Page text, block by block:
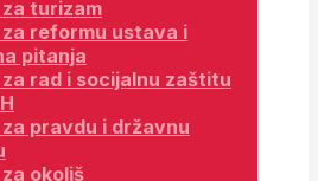
turizam
reformu ustava i
pitanja
rad i socijalnu zaštitu
pravdu i državnu
okoliš